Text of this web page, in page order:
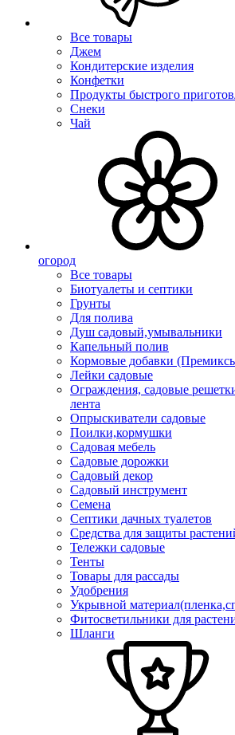
Все товары
Джем
Кондитерские изделия
Конфетки
Продукты быстрого
Снеки
Чай
огород
Все товары
Биотуалеты и септики
Грунты
Для полива
Душ садовый,умывальники
Капельный полив
Кормовые добавки
Лейки садовые
Ограждения, садовые
лента
Опрыскиватели садовые
Поилки,кормушки
Садовая мебель
Садовые дорожки
Садовый декор
Садовый инструмент
Семена
Септики дачных туалетов
Средства для защиты
Тележки садовые
Тенты
Товары для рассады
Удобрения
Укрывной
Фитосветильники для
Шланги